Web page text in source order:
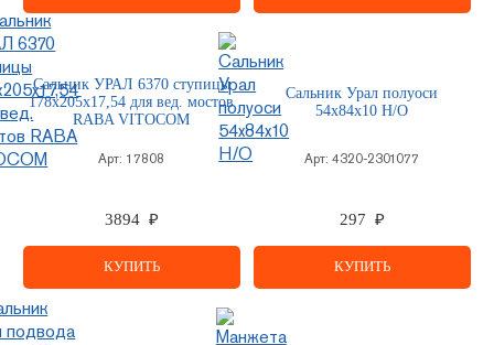
Сальник УРАЛ 6370 ступицы
178х205х17,54 для вед. мостов
RABA VITOCOM
Арт: 17808
3894 ₽
КУПИТЬ
Сальник Урал полуоси
54х84х10 Н/О
Арт: 4320-2301077
297 ₽
КУПИТЬ